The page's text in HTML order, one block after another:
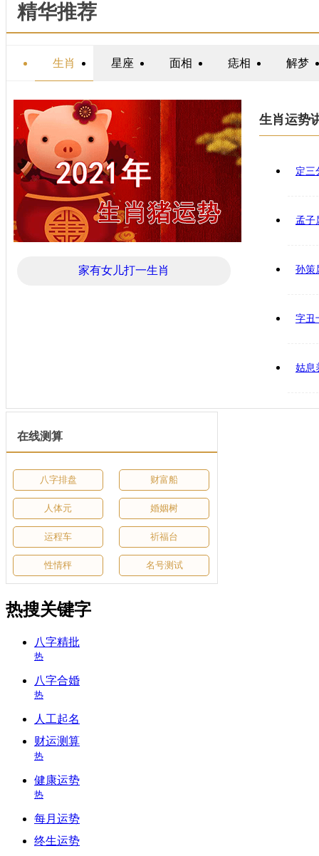
精华推荐
生肖 星座 面相 痣相 解梦
家有女儿打一生肖
生肖运势
定三
孟子
孙策
字丑
姑息
在线测算
八字排盘 财富船
人体元 婚姻树
运程车 祈福台
性情秤 名号测试
热搜关键字
八字精批
热
八字合婚
热
人工起名
财运测算
热
健康运势
热
每月运势
终生运势